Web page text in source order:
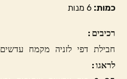
כמות:
רכיבים:
חבילת דפי לזניה מקמח עדשים
לראגו: